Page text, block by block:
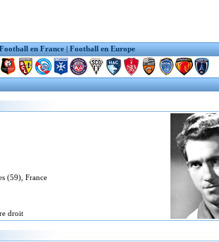
Football en France | Football en Europe
(59), France
droit